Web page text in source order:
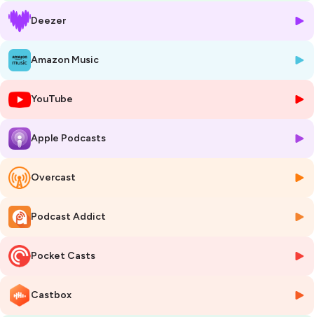
Plus qu’un acteur territorial, Matthieu est un amoureux de Marseille et
plus largement de sa région Sud dont il nous relate le potentiel
C’est une des raisons pour laquelle après plusieurs d’années
d’exercices aux Etats-Unis, il revient à Marseille en 2011 et devient
Président et codirecteur de l’entreprise
Son engagement local pour la protection de la femme, la solidarité et
le handicap se concrétise grâce au fond de dotation qu’il a créé et
également au mécénat de compétences qu’il permet à ses salariés.
Ce podcast sur votre plateforme
Hébergé par Ausha. Visitez
pour plus d'informations.
Deezer
Amazon Music
YouTube
Apple Podcasts
Overcast
Podcast Addict
Pocket Casts
Castbox